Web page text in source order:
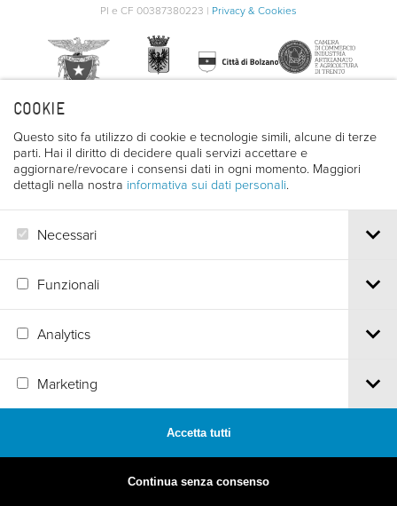
COOKIE
Questo sito fa utilizzo di cookie e tecnologie simili, alcune di terze
parti. Hai il diritto di decidere quali servizi accettare e
aggiornare/revocare i consensi dati in ogni momento. Maggiori
dettagli nella nostra informativa sui dati personali.
Necessari
Funzionali
Analytics
Marketing
Accetta tutti
Continua senza consenso
PI e CF 00387380223 | Privacy & Cookies